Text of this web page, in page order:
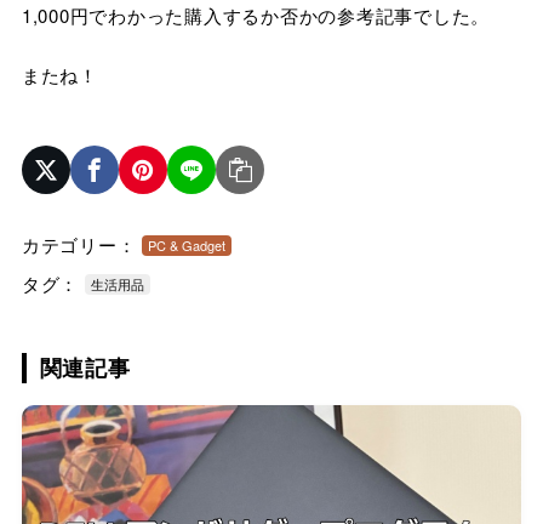
1,000円でわかった購入するか否かの参考記事でした。
またね！
カテゴリー： PC & Gadget
タグ： 生活用品
関連記事